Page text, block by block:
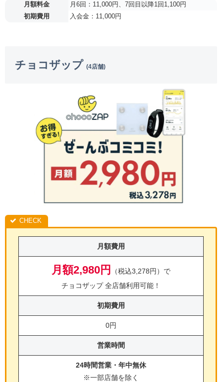
月額料金
月6回：11,000円、7回目以降1回1,100円
初期費用
入会金：11,000円
チョコザップ (4店舗)
月額費用
月額2,980円
（税込3,278円）で
チョコザップ 全店舗利用可能！
初期費用
0円
営業時間
24時間営業・年中無休
※一部店舗を除く